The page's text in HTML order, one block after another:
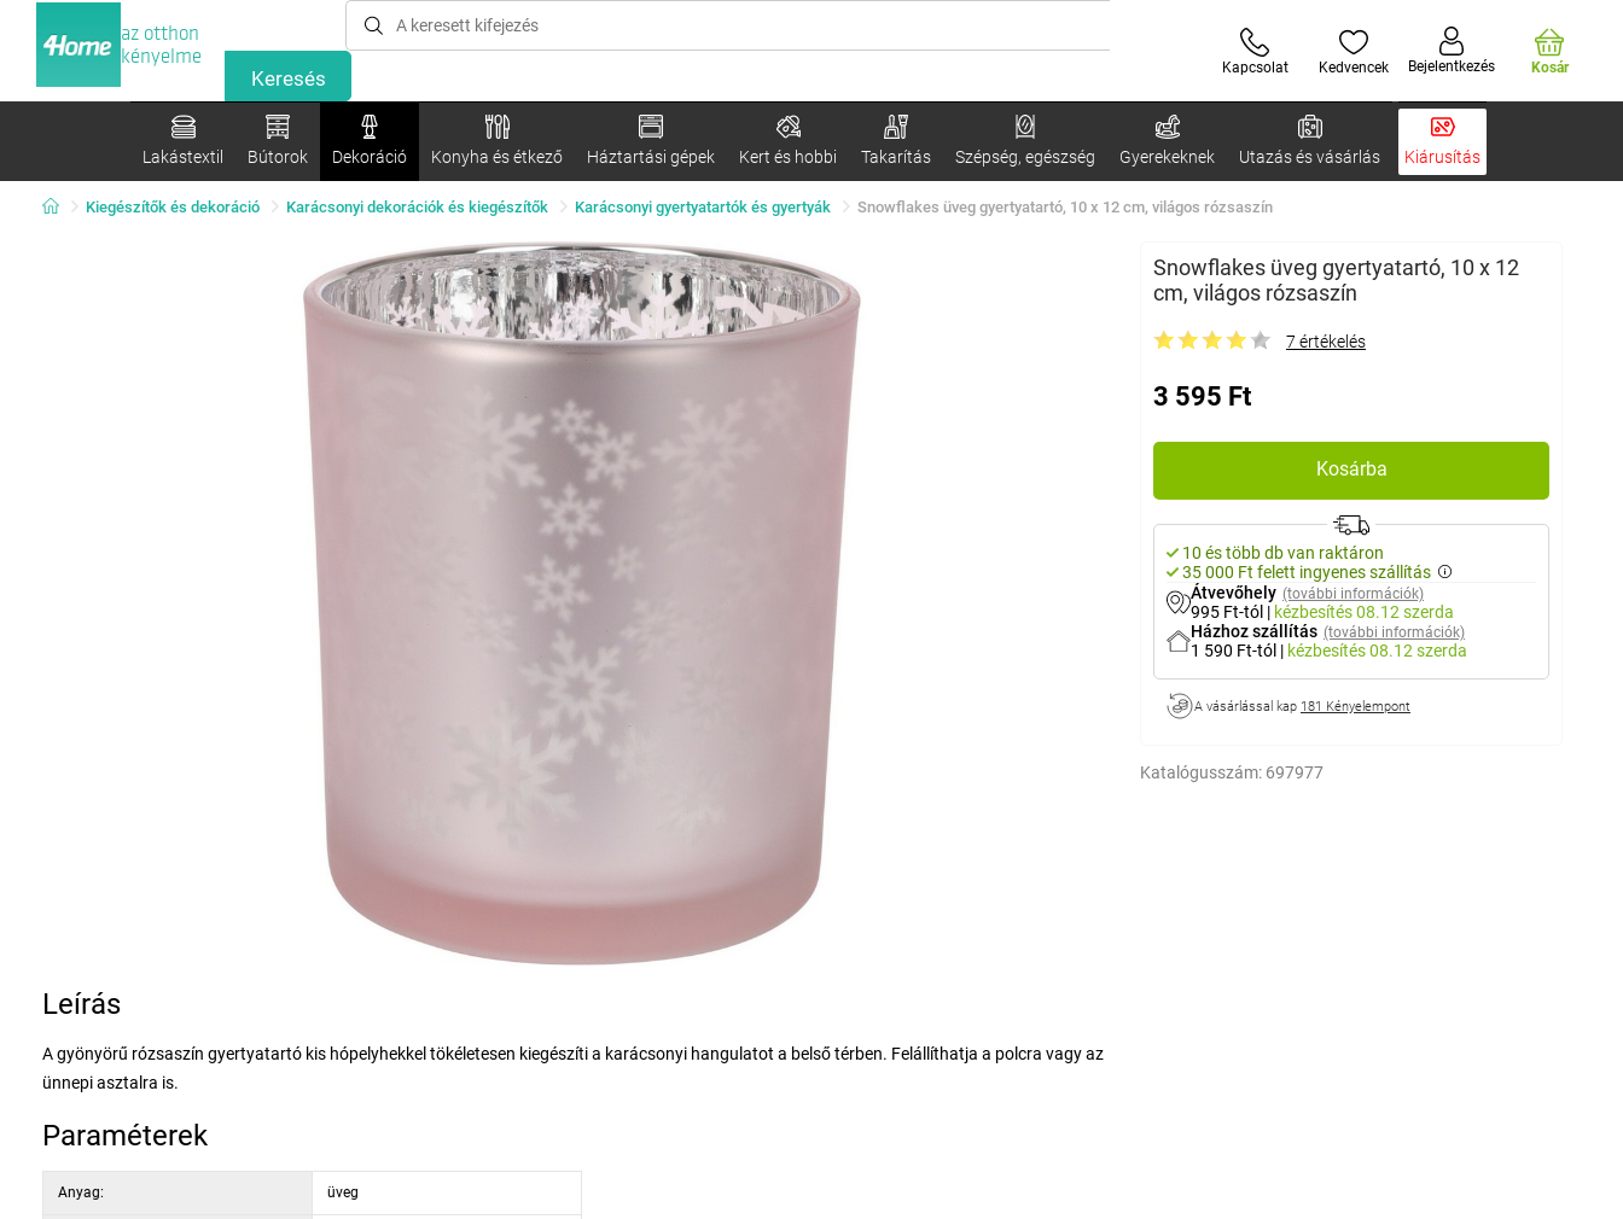
az otthon
kényelme
Kapcsolat Kedvencek Bejelentkezés Kosár
Lakástextil Bútorok Dekoráció Konyha és étkező Háztartási gépek Kert és hobbi Takarítás Szépség, egészség Gyerekeknek Utazás és vásárlás Kiárusítás
Kiegészítők és dekoráció Karácsonyi dekorációk és kiegészítők Karácsonyi gyertyatartók és gyertyák Snowflakes üveg gyertyatartó, 10 x 12 cm, világos rózsaszín
Snowflakes üveg gyertyatartó, 10 x 12
cm, világos rózsaszín
7 értékelés
3 595 Ft
Kosárba
10 és több db van raktáron
35 000 Ft felett ingyenes szállítás
Átvevőhely (további információk)
995 Ft-tól | kézbesítés08.12 szerda
Házhoz szállítás (további információk)
1 590 Ft-tól | kézbesítés08.12 szerda
A vásárlással kap 181 Kényelempont
Katalógusszám: 697977
Leírás
A gyönyörű rózsaszín gyertyatartó kis hópelyhekkel tökéletesen kiegészíti a karácsonyi hangulatot a belső térben. Felállíthatja a polcra vagy az
ünnepi asztalra is.
Paraméterek
Anyag: üveg